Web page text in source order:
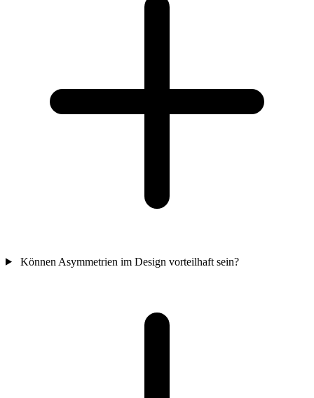
Können Asymmetrien im Design vorteilhaft sein?